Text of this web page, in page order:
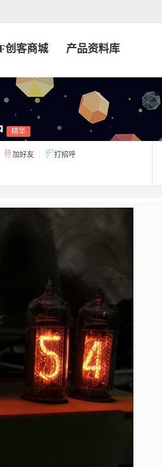
创客商城 产品资料库
精华
加好友 打招呼